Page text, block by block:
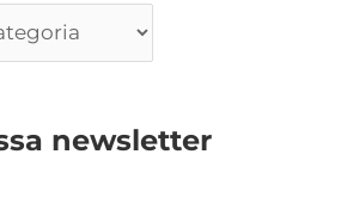
newsletter